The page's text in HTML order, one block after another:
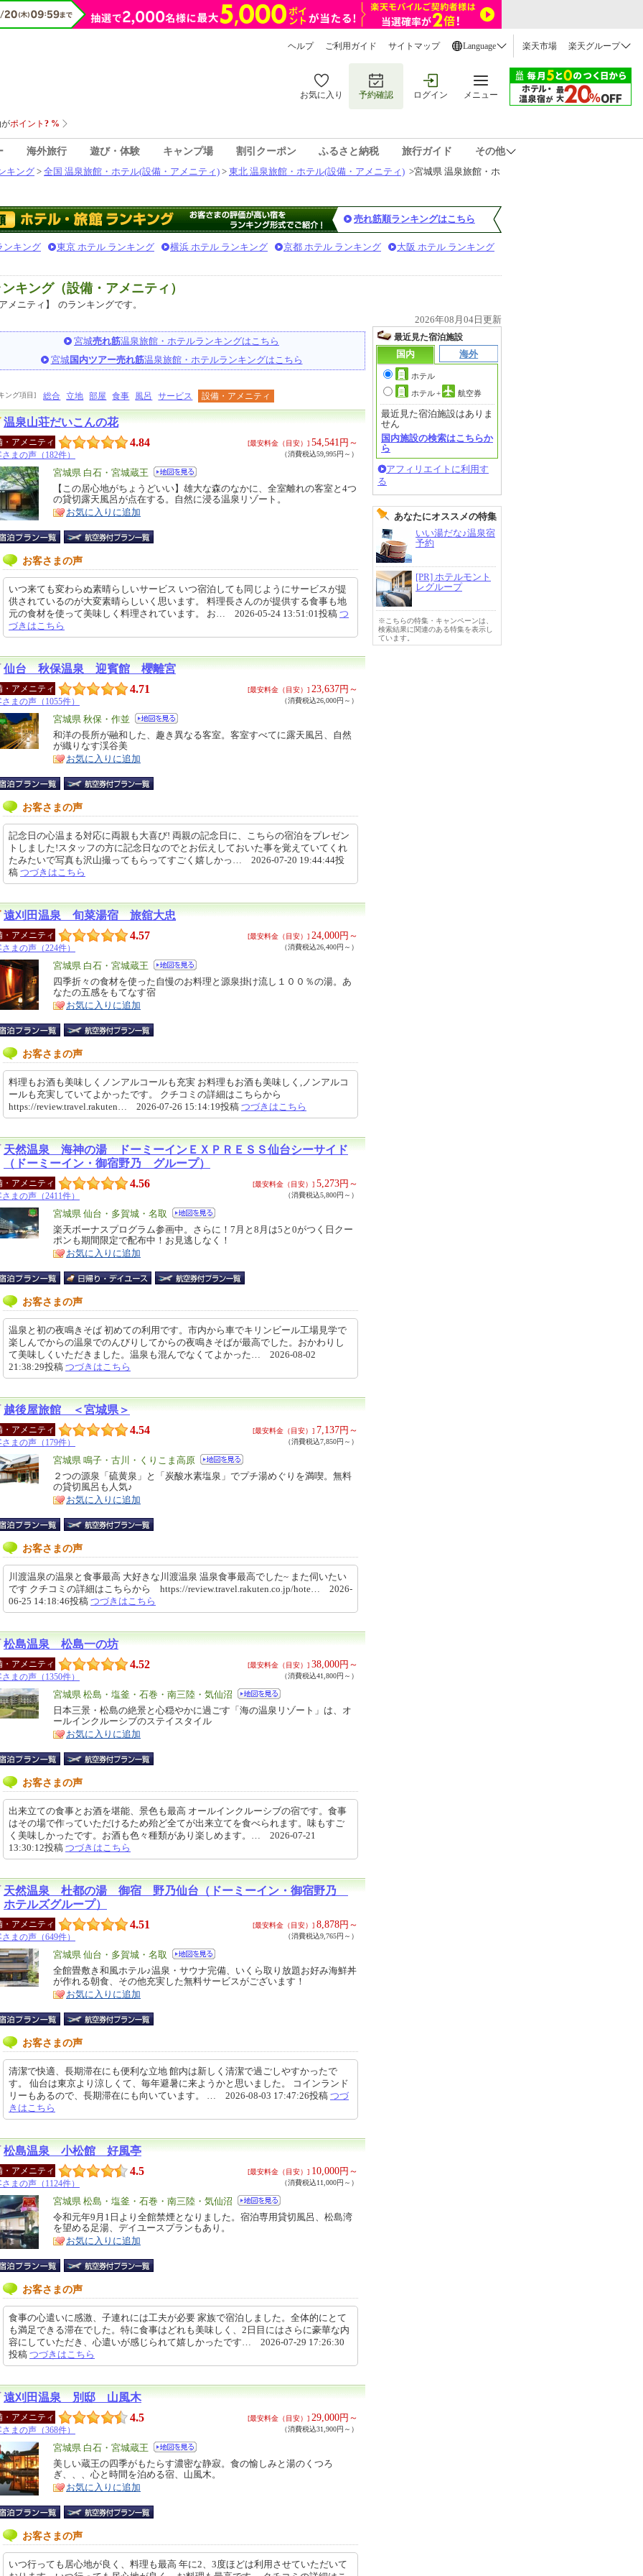
ヘルプ ご利用ガイド サイトマップ Language 楽天市場 楽天グループ
お気に入り 予約確認 ログイン メニュー
海外旅行 遊び・体験 キャンプ場 割引クーポン ふるさと納税 旅行ガイド
その他
キング > 全国 温泉旅館・ホテル(設備・アメニティ) > 東北 温泉旅館・ホテル(設備・アメニティ) >宮城県 温泉旅館・ホ
売れ筋順ランキングはこちら
ンキング 東京 ホテル ランキング 横浜 ホテル ランキング 京都 ホテル ランキング 大阪 ホテル ランキング
キング（設備・アメニティ）
メニティ】
のランキングです。
2026年08月04日更新
宮城売れ筋温泉旅館・ホテルランキングはこちら
宮城国内ツアー売れ筋温泉旅館・ホテルランキングはこちら
ング項目] 総合 立地 部屋 食事 風呂 サービス 設備・アメニティ
温泉山荘だいこんの花
・アメニティ 4.84
まの声（182件）
[最安料金（目安）] 54,541 円～
（消費税込59,995円～）
エ
リ
ア
宮城県 白石・宮城蔵王
特
徴
【この居心地がちょうどいい】雄大な森のなかに、全室離れの客室と4つ
の貸切露天風呂が点在する。自然に浸る温泉リゾート。
お気に入りに追加
お客さまの声
いつ来ても変わらぬ素晴らしいサービス いつ宿泊しても同じようにサービスが提
供されているのが大変素晴らしいく思います。 料理長さんのが提供する食事も地
元の食材を使って美味しく料理されています。 お… 2026-05-24 13:51:01投稿 つ
づきはこちら
仙台 秋保温泉 迎賓館 櫻離宮
・アメニティ 4.71
まの声（1055件）
[最安料金（目安）] 23,637円～
（消費税込26,000円～）
エ
リ
ア
宮城県 秋保・作並
特
徴
和洋の長所が融和した、趣き異なる客室。客室すべてに露天風呂、自然
が織りなす渓谷美
お気に入りに追加
お客さまの声
記念日の心温まる対応に両親も大喜び! 両親の記念日に、こちらの宿泊をプレゼン
トしました!スタッフの方に記念日なのでとお伝えしておいた事を覚えていてくれ
たみたいで写真も沢山撮ってもらってすごく嬉しかっ… 2026-07-20 19:44:44投
稿 つづきはこちら
遠刈田温泉 旬菜湯宿 旅舘大忠
・アメニティ 4.57
まの声（224件）
[最安料金（目安）] 24,000円～
（消費税込26,400円～）
エ
リ
ア
宮城県 白石・宮城蔵王
特
徴
四季折々の食材を使った自慢のお料理と源泉掛け流し１００％の湯。あ
なたの五感をもてなす宿
お気に入りに追加
お客さまの声
料理もお酒も美味しくノンアルコールも充実 お料理もお酒も美味しく,ノンアルコ
ールも充実していてよかったです。 クチコミの詳細はこちらから
https://review.travel.rakuten… 2026-07-26 15:14:19投稿 つづきはこちら
天然温泉 海神の湯 ドーミーインＥＸＰＲＥＳＳ仙台シーサイド
（ドーミーイン・御宿野乃 グループ）
・アメニティ 4.56
まの声（2411件）
[最安料金（目安）] 5,273円～
（消費税込5,800円～）
エ
リ
ア
宮城県 仙台・多賀城・名取
特
徴
楽天ボーナスプログラム参画中。さらに！7月と8月は5と0がつく日クー
ポンも期間限定で配布中！お見逃しなく！
お気に入りに追加
お客さまの声
温泉と初の夜鳴きそば 初めての利用です。市内から車でキリンビール工場見学で
楽しんでからの温泉でのんびりしてからの夜鳴きそばが最高でした。おかわりし
て美味しくいただきました。温泉も混んでなくてよかった… 2026-08-02
21:38:29投稿 つづきはこちら
越後屋旅館 ＜宮城県＞
・アメニティ 4.54
まの声（179件）
[最安料金（目安）] 7,137円～
（消費税込7,850円～）
エ
リ
ア
宮城県 鳴子・古川・くりこま高原
特
徴
２つの源泉「硫黄泉」と「炭酸水素塩泉」でプチ湯めぐりを満喫。無料
の貸切風呂も人気♪
お気に入りに追加
お客さまの声
川渡温泉の温泉と食事最高 大好きな川渡温泉 温泉食事最高でした~ また伺いたい
です クチコミの詳細はこちらから https://review.travel.rakuten.co.jp/hote… 2026-
06-25 14:18:46投稿 つづきはこちら
松島温泉 松島一の坊
・アメニティ 4.52
まの声（1350件）
[最安料金（目安）] 38,000円～
（消費税込41,800円～）
エ
リ
ア
宮城県 松島・塩釜・石巻・南三陸・気仙沼
特
徴
日本三景・松島の絶景と心穏やかに過ごす「海の温泉リゾート」は、オ
ールインクルーシブのステイスタイル
お気に入りに追加
お客さまの声
出来立ての食事とお酒を堪能、景色も最高 オールインクルーシブの宿です。食事
はその場で作っていただけるため殆ど全てが出来立てを食べられます。味もすご
く美味しかったです。お酒も色々種類があり楽しめます。… 2026-07-21
13:30:12投稿 つづきはこちら
天然温泉 杜都の湯 御宿 野乃仙台（ドーミーイン・御宿野乃
ホテルズグループ）
・アメニティ 4.51
まの声（649件）
[最安料金（目安）] 8,878円～
（消費税込9,765円～）
エ
リ
ア
宮城県 仙台・多賀城・名取
特
徴
全館畳敷き和風ホテル♪温泉・サウナ完備、いくら取り放題お好み海鮮丼
が作れる朝食、その他充実した無料サービスがございます！
お気に入りに追加
お客さまの声
清潔で快適、長期滞在にも便利な立地 館内は新しく清潔で過ごしやすかったで
す。 仙台は東京より涼しくて、毎年避暑に来ようかと思いました。 コインランド
リーもあるので、長期滞在にも向いています。 … 2026-08-03 17:47:26投稿 つづ
きはこちら
松島温泉 小松館 好風亭
・アメニティ 4.5
まの声（1124件）
[最安料金（目安）] 10,000円～
（消費税込11,000円～）
エ
リ
ア
宮城県 松島・塩釜・石巻・南三陸・気仙沼
特
徴
令和元年9月1日より全館禁煙となりました。宿泊専用貸切風呂、松島湾
を望める足湯、デイユースプランもあり。
お気に入りに追加
お客さまの声
食事の心遣いに感激、子連れには工夫が必要 家族で宿泊しました。全体的にとて
も満足できる滞在でした。特に食事はどれも美味しく、2日目にはさらに豪華な内
容にしていただき、心遣いが感じられて嬉しかったです… 2026-07-29 17:26:30
投稿 つづきはこちら
遠刈田温泉 別邸 山風木
・アメニティ 4.5
まの声（368件）
[最安料金（目安）] 29,000円～
（消費税込31,900円～）
エ
リ
ア
宮城県 白石・宮城蔵王
特
徴
美しい蔵王の四季がもたらす濃密な静寂。食の愉しみと湯のくつろ
ぎ、、、心と時間を泊める宿、山風木。
お気に入りに追加
お客さまの声
いつ行っても居心地が良く、料理も最高 年に2、3度ほどは利用させていただいて
最近見た宿泊施設
国内
海外
ホテル
ホテル+ 航空券
最近見た宿泊施設はありま
せん
国内施設の検索はこちらか
ら
アフィリエイトに利用す
る
あなたにオススメの特集
いい湯だな♪温泉宿
予約
[PR] ホテルモント
レグループ
※こちらの特集・キャンペーンは、
検索結果に関連のある特集を表示し
ています。